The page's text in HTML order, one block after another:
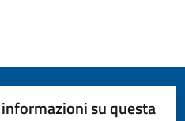
su questa